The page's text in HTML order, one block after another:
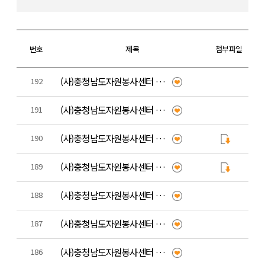
번호 제목 첨부파일
192 (사)충청남도자원봉사센터 기간제 근로자 채용 재공고
191 (사)충청남도자원봉사센터 육아휴직 대체 인력 공개 채용 결과 공고
190 (사)충청남도자원봉사센터 기간제 근로자 채용 공고
189 (사)충청남도자원봉사센터 육아휴직 대체인력(기간제근로자) 채용 재공고
188 (사)충청남도자원봉사센터 육아휴직 대체인력(기간제근로자) 채용 공고
187 (사)충청남도자원봉사센터 팀원(대리) 공개 채용 결과 공고
186 (사)충청남도자원봉사센터 팀원(대리) 공개 채용 1차 서류전형 합격자 발표